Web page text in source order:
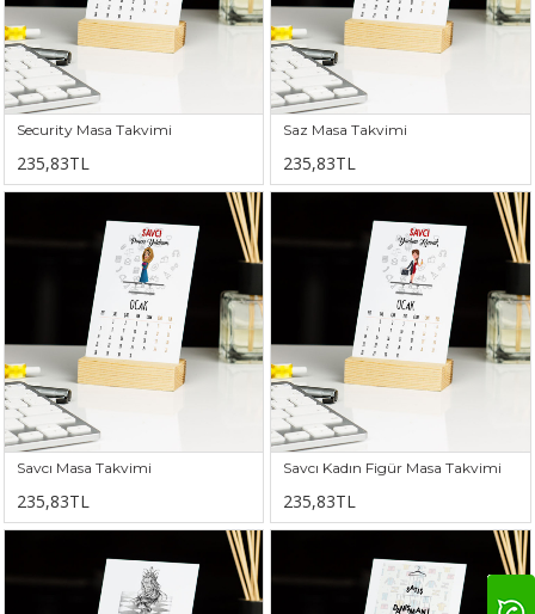
Security Masa Takvimi
235,83TL
Saz Masa Takvimi
235,83TL
Savcı Masa Takvimi
235,83TL
Savcı Kadın Figür Masa Takvimi
235,83TL